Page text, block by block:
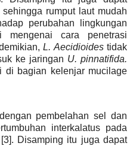
rumput laut mudah
perubahan lingkungan
mengenai cara penetrasi
L. Aecidioidestidak
ke jaringan U. pinnatifida.
di bagian kelenjar mucilage
pembelahan sel dan
interkalatus pada
Disamping itu juga dapat